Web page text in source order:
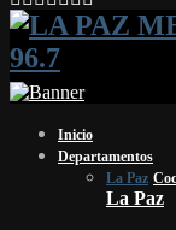
Inicio
Departamentos
La Paz
La Paz